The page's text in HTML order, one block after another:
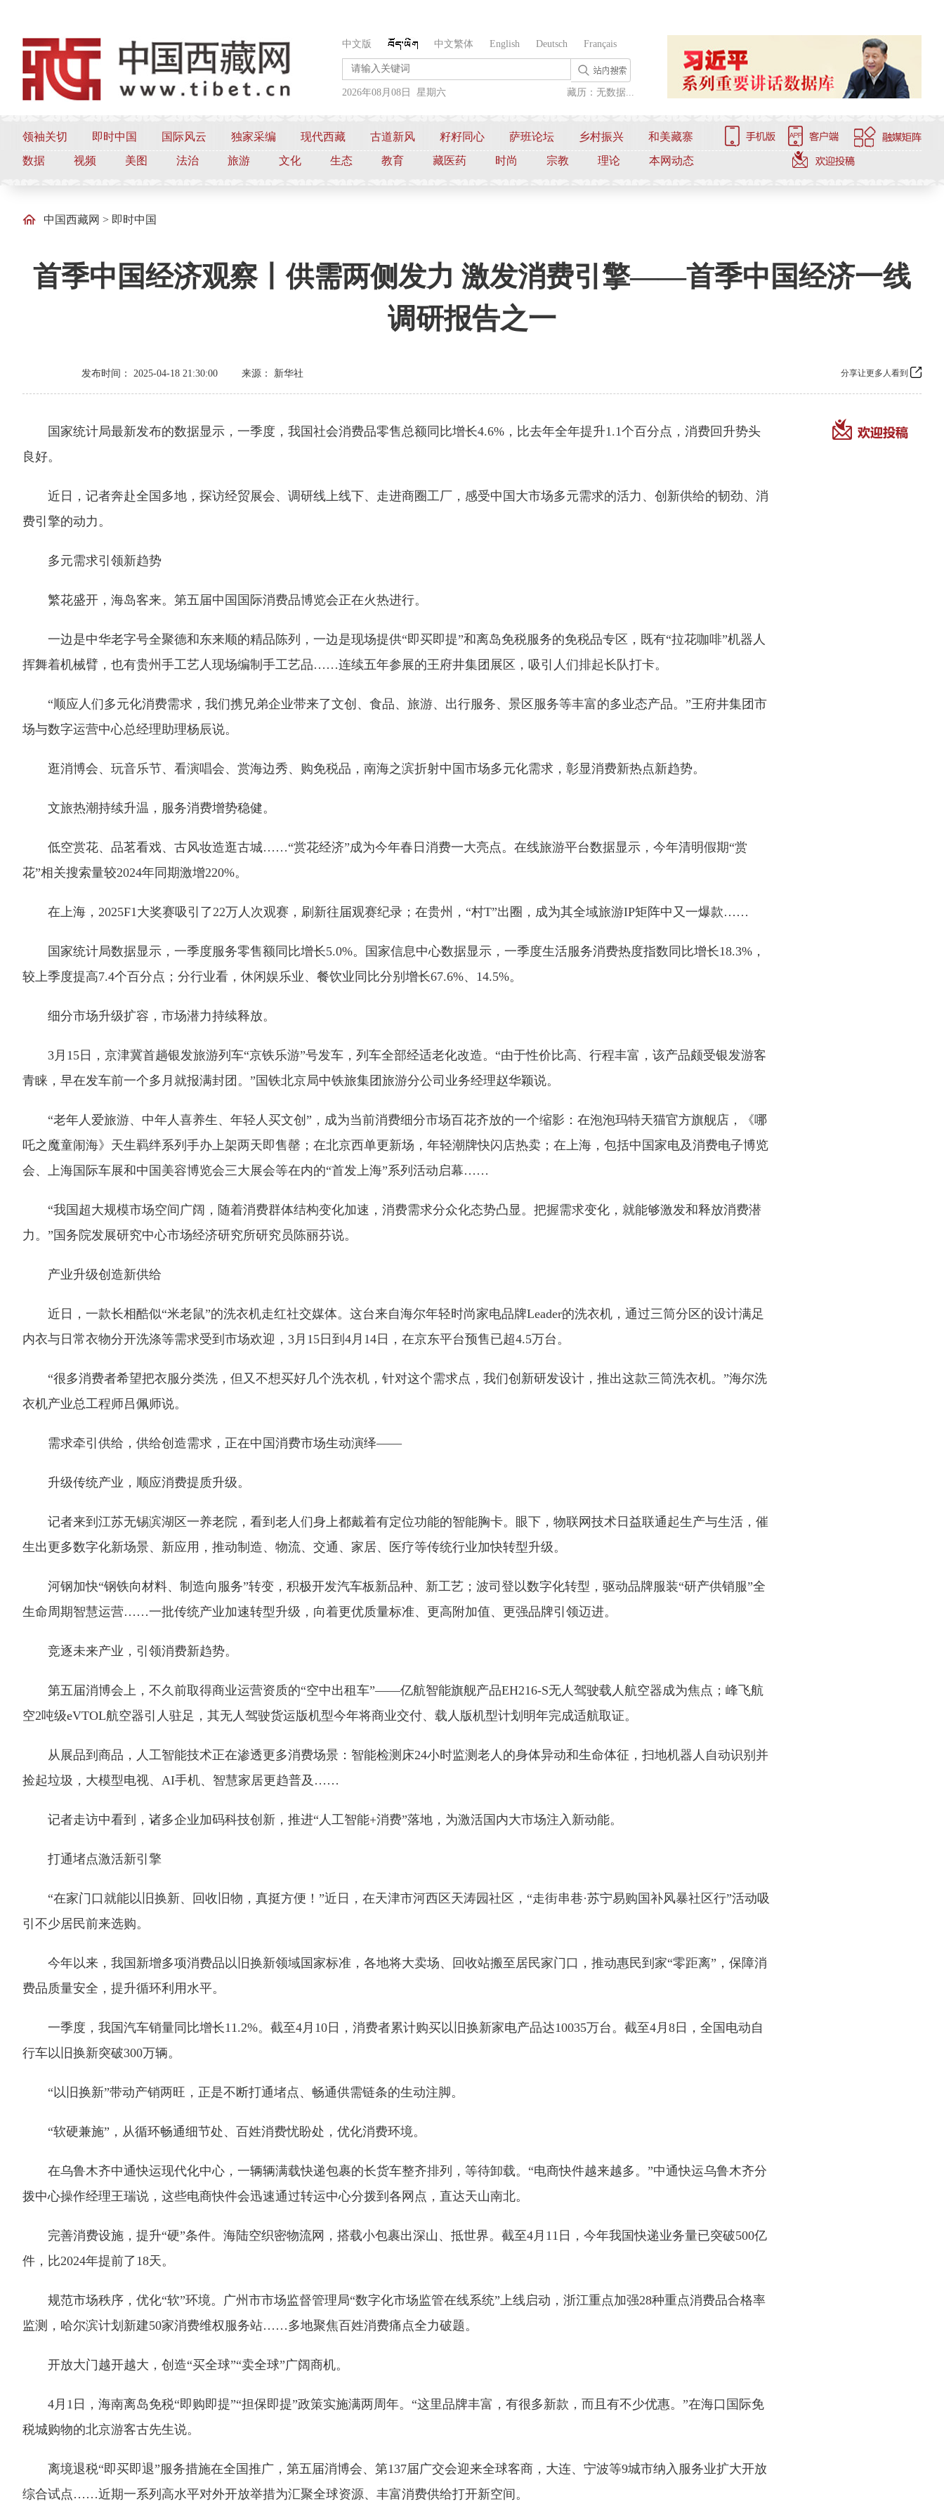
中文版 中文繁体 English Deutsch Français
2026年08月08日 星期六 藏历：无数据...
领袖关切 即时中国 国际风云 独家采编 现代西藏 古道新风 籽籽同心 萨班论坛 乡村振兴
和美藏寨
数据
视频 美图 法治 旅游 文化 生态 教育 藏医药 时尚 宗教 理论 本网动态
中国西藏网 > 即时中国
首季中国经济观察丨供需两侧发力 激发消费引擎——首季中国经济一线
调研报告之一
发布时间： 2025-04-18 21:30:00 来源： 新华社 分享让更多人看到
国家统计局最新发布的数据显示，一季度，我国社会消费品零售总额同比增长4.6%，比去年全年提升1.1个百分点，消费回升势头
良好。
近日，记者奔赴全国多地，探访经贸展会、调研线上线下、走进商圈工厂，感受中国大市场多元需求的活力、创新供给的韧劲、消
费引擎的动力。
多元需求引领新趋势
繁花盛开，海岛客来。第五届中国国际消费品博览会正在火热进行。
一边是中华老字号全聚德和东来顺的精品陈列，一边是现场提供“即买即提”和离岛免税服务的免税品专区，既有“拉花咖啡”机器人
挥舞着机械臂，也有贵州手工艺人现场编制手工艺品……连续五年参展的王府井集团展区，吸引人们排起长队打卡。
“顺应人们多元化消费需求，我们携兄弟企业带来了文创、食品、旅游、出行服务、景区服务等丰富的多业态产品。”王府井集团市
场与数字运营中心总经理助理杨辰说。
逛消博会、玩音乐节、看演唱会、赏海边秀、购免税品，南海之滨折射中国市场多元化需求，彰显消费新热点新趋势。
文旅热潮持续升温，服务消费增势稳健。
低空赏花、品茗看戏、古风妆造逛古城……“赏花经济”成为今年春日消费一大亮点。在线旅游平台数据显示，今年清明假期“赏
花”相关搜索量较2024年同期激增220%。
在上海，2025F1大奖赛吸引了22万人次观赛，刷新往届观赛纪录；在贵州，“村T”出圈，成为其全域旅游IP矩阵中又一爆款……
国家统计局数据显示，一季度服务零售额同比增长5.0%。国家信息中心数据显示，一季度生活服务消费热度指数同比增长18.3%，
较上季度提高7.4个百分点；分行业看，休闲娱乐业、餐饮业同比分别增长67.6%、14.5%。
细分市场升级扩容，市场潜力持续释放。
3月15日，京津冀首趟银发旅游列车“京铁乐游”号发车，列车全部经适老化改造。“由于性价比高、行程丰富，该产品颇受银发游客
青睐，早在发车前一个多月就报满封团。”国铁北京局中铁旅集团旅游分公司业务经理赵华颖说。
“老年人爱旅游、中年人喜养生、年轻人买文创”，成为当前消费细分市场百花齐放的一个缩影：在泡泡玛特天猫官方旗舰店，《哪
吒之魔童闹海》天生羁绊系列手办上架两天即售罄；在北京西单更新场，年轻潮牌快闪店热卖；在上海，包括中国家电及消费电子博览
会、上海国际车展和中国美容博览会三大展会等在内的“首发上海”系列活动启幕……
“我国超大规模市场空间广阔，随着消费群体结构变化加速，消费需求分众化态势凸显。把握需求变化，就能够激发和释放消费潜
力。”国务院发展研究中心市场经济研究所研究员陈丽芬说。
产业升级创造新供给
近日，一款长相酷似“米老鼠”的洗衣机走红社交媒体。这台来自海尔年轻时尚家电品牌Leader的洗衣机，通过三筒分区的设计满足
内衣与日常衣物分开洗涤等需求受到市场欢迎，3月15日到4月14日，在京东平台预售已超4.5万台。
“很多消费者希望把衣服分类洗，但又不想买好几个洗衣机，针对这个需求点，我们创新研发设计，推出这款三筒洗衣机。”海尔洗
衣机产业总工程师吕佩师说。
需求牵引供给，供给创造需求，正在中国消费市场生动演绎——
升级传统产业，顺应消费提质升级。
记者来到江苏无锡滨湖区一养老院，看到老人们身上都戴着有定位功能的智能胸卡。眼下，物联网技术日益联通起生产与生活，催
生出更多数字化新场景、新应用，推动制造、物流、交通、家居、医疗等传统行业加快转型升级。
河钢加快“钢铁向材料、制造向服务”转变，积极开发汽车板新品种、新工艺；波司登以数字化转型，驱动品牌服装“研产供销服”全
生命周期智慧运营……一批传统产业加速转型升级，向着更优质量标准、更高附加值、更强品牌引领迈进。
竞逐未来产业，引领消费新趋势。
第五届消博会上，不久前取得商业运营资质的“空中出租车”——亿航智能旗舰产品EH216-S无人驾驶载人航空器成为焦点；峰飞航
空2吨级eVTOL航空器引人驻足，其无人驾驶货运版机型今年将商业交付、载人版机型计划明年完成适航取证。
从展品到商品，人工智能技术正在渗透更多消费场景：智能检测床24小时监测老人的身体异动和生命体征，扫地机器人自动识别并
捡起垃圾，大模型电视、AI手机、智慧家居更趋普及……
记者走访中看到，诸多企业加码科技创新，推进“人工智能+消费”落地，为激活国内大市场注入新动能。
打通堵点激活新引擎
“在家门口就能以旧换新、回收旧物，真挺方便！”近日，在天津市河西区天涛园社区，“走街串巷·苏宁易购国补风暴社区行”活动吸
引不少居民前来选购。
今年以来，我国新增多项消费品以旧换新领域国家标准，各地将大卖场、回收站搬至居民家门口，推动惠民到家“零距离”，保障消
费品质量安全，提升循环利用水平。
一季度，我国汽车销量同比增长11.2%。截至4月10日，消费者累计购买以旧换新家电产品达10035万台。截至4月8日，全国电动自
行车以旧换新突破300万辆。
“以旧换新”带动产销两旺，正是不断打通堵点、畅通供需链条的生动注脚。
“软硬兼施”，从循环畅通细节处、百姓消费忧盼处，优化消费环境。
在乌鲁木齐中通快运现代化中心，一辆辆满载快递包裹的长货车整齐排列，等待卸载。“电商快件越来越多。”中通快运乌鲁木齐分
拨中心操作经理王瑞说，这些电商快件会迅速通过转运中心分拨到各网点，直达天山南北。
完善消费设施，提升“硬”条件。海陆空织密物流网，搭载小包裹出深山、抵世界。截至4月11日，今年我国快递业务量已突破500亿
件，比2024年提前了18天。
规范市场秩序，优化“软”环境。广州市市场监督管理局“数字化市场监管在线系统”上线启动，浙江重点加强28种重点消费品合格率
监测，哈尔滨计划新建50家消费维权服务站……多地聚焦百姓消费痛点全力破题。
开放大门越开越大，创造“买全球”“卖全球”广阔商机。
4月1日，海南离岛免税“即购即提”“担保即提”政策实施满两周年。“这里品牌丰富，有很多新款，而且有不少优惠。”在海口国际免
税城购物的北京游客古先生说。
离境退税“即买即退”服务措施在全国推广，第五届消博会、第137届广交会迎来全球客商，大连、宁波等9城市纳入服务业扩大开放
综合试点……近期一系列高水平对外开放举措为汇聚全球资源、丰富消费供给打开新空间。